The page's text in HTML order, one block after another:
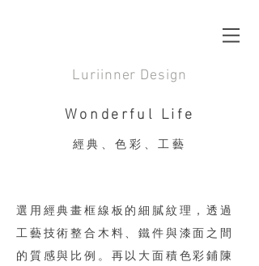
Luriinner Design
Wonderful Life
經典、色彩、工藝
選用經典畫框線板的細膩紋理，透過
工藝技術整合木料、鐵件與漆面之間
的質感與比例。 再以大面積色彩鋪陳